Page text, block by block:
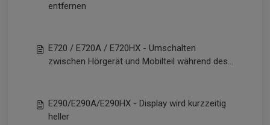
entfernen
E720 / E720A / E720HX - Umschalten
zwischen Hörgerät und Mobilteil während des
E290/E290A/E290HX - Display wird kurzzeitig
heller